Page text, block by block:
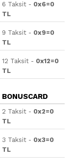
6 Taksit - 0x6=0
TL
9 Taksit - 0x9=0
TL
12 Taksit - 0x12=0
TL
BONUSCARD
2 Taksit - 0x2=0
TL
3 Taksit - 0x3=0
TL